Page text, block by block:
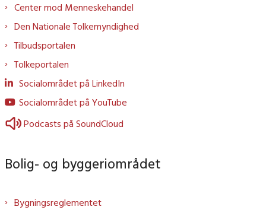
Center mod Menneskehandel
Den Nationale Tolkemyndighed
Tilbudsportalen
Tolkeportalen
Socialområdet på LinkedIn
Socialområdet på YouTube
Podcasts på SoundCloud
Bolig- og byggeriområdet
Bygningsreglementet